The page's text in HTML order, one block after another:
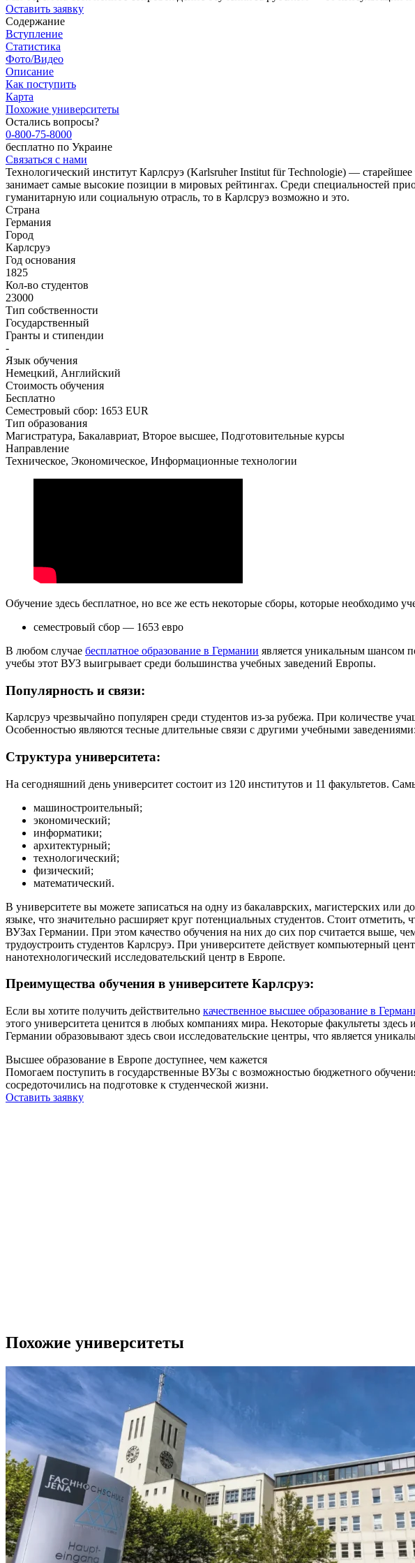
Оставить заявку
Содержание
Вступление
Статистика
Фото/Видео
Описание
Как поступить
Карта
Похожие университеты
Остались вопросы?
0-800-75-8000
бесплатно по Украине
Связаться с нами
Технологический институт Карлсруэ (Karlsruher Institut für Technologie) —
занимает самые высокие позиции в мировых рейтингах. Среди специальностей
гуманитарную или социальную отрасль, то в Карлсруэ возможно и это.
Страна
Германия
Город
Карлсруэ
Год основания
1825
Кол-во студентов
23000
Тип собственности
Государственный
Гранты и стипендии
-
Язык обучения
Немецкий, Английский
Стоимость обучения
Бесплатно
Семестровый сбор: 1653 EUR
Тип образования
Магистратура, Бакалавриат, Второе высшее, Подготовительные курсы
Направление
Техническое, Экономическое, Информационные технологии
Обучение здесь бесплатное, но все же есть некоторые сборы, которые необходимо
семестровый сбор — 1653 евро
В любом случае бесплатное образование в Германии является уникальным шансом
учебы этот ВУЗ выигрывает среди большинства учебных заведений Европы.
Популярность и связи:
Карлсруэ чрезвычайно популярен среди студентов из-за рубежа. При количестве
Особенностью являются тесные длительные связи с другими учебными
Структура университета:
На сегодняшний день университет состоит из 120 институтов и 11 факультетов.
машиностроительный;
экономический;
информатики;
архитектурный;
технологический;
физический;
математический.
В университете вы можете записаться на одну из бакалаврских, магистерских
языке, что значительно расширяет круг потенциальных студентов. Стоит
ВУЗах Германии. При этом качество обучения на них до сих пор считается выше,
трудоустроить студентов Карлсруэ. При университете действует компьютерный
нанотехнологический исследовательский центр в Европе.
Преимущества обучения в университете Карлсруэ:
Если вы хотите получить действительно качественное высшее образование в
этого университета ценится в любых компаниях мира. Некоторые факультеты
Германии образовывают здесь свои исследовательские центры, что является
Высшее образование в Европе доступнее, чем кажется
Помогаем поступить в государственные ВУЗы с возможностью бюджетного
сосредоточились на подготовке к студенческой жизни.
Оставить заявку
Похожие университеты